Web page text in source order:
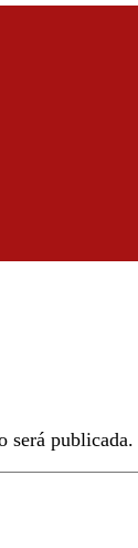
será publicada.